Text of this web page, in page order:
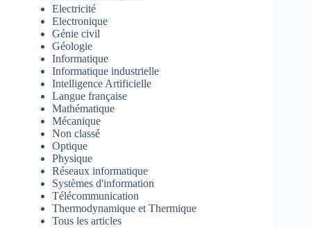
Electricité
Electronique
Génie civil
Géologie
Informatique
Informatique industrielle
Intelligence Artificielle
Langue française
Mathématique
Mécanique
Non classé
Optique
Physique
Réseaux informatique
Systèmes d'information
Télécommunication
Thermodynamique et Thermique
Tous les articles